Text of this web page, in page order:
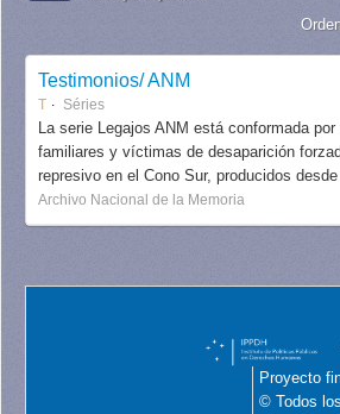
Testimonios/ ANM
T Séries
La serie Legajos ANM está conformada
familiares y víctimas de desaparición
represivo en el Cono Sur, producidos
Archivo Nacional de la Memoria
Proyecto
© Todos